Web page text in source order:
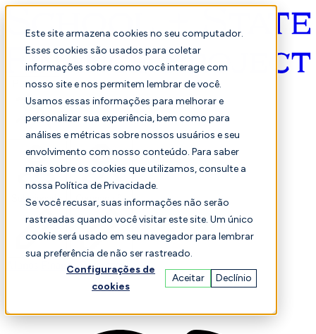
Este site armazena cookies no seu computador.
Esses cookies são usados para coletar
informações sobre como você interage com
nosso site e nos permitem lembrar de você.
Usamos essas informações para melhorar e
personalizar sua experiência, bem como para
análises e métricas sobre nossos usuários e seu
envolvimento com nosso conteúdo. Para saber
mais sobre os cookies que utilizamos, consulte a
nossa Política de Privacidade.
Se você recusar, suas informações não serão
rastreadas quando você visitar este site. Um único
cookie será usado em seu navegador para lembrar
sua preferência de não ser rastreado.
Configurações de
cookies
Aceitar Declínio
Português
Selecionado Comparação
Finança Desempenho